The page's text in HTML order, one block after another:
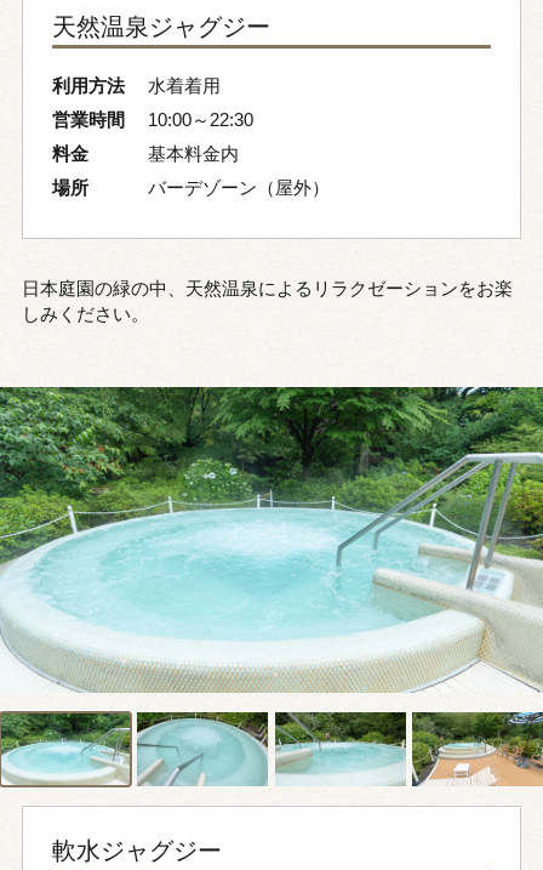
天然温泉ジャグジー
利用方法
水着着用
営業時間
10:00～22:30
料金
基本料金内
場所
バーデゾーン（屋外）
日本庭園の緑の中、天然温泉によるリラクゼーションをお楽
しみください。
軟水ジャグジー